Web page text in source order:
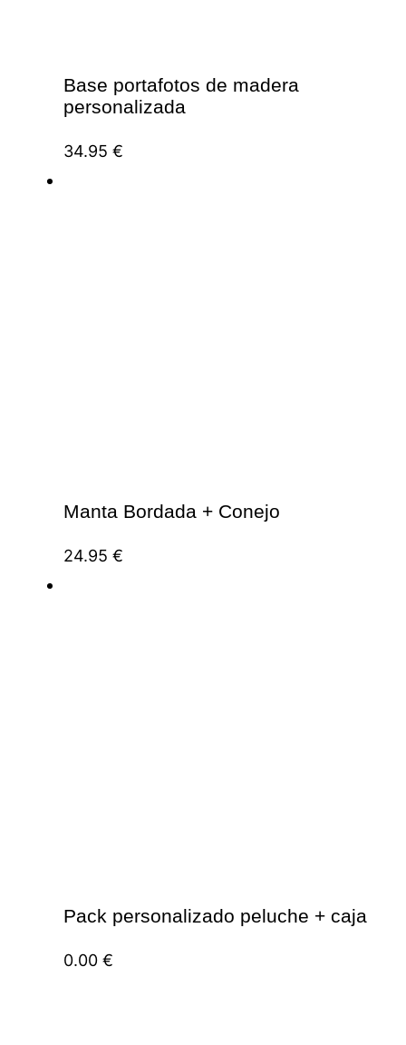
Base portafotos de madera
personalizada
34.95 €
Manta Bordada + Conejo
24.95 €
Pack personalizado peluche + caja
0.00 €